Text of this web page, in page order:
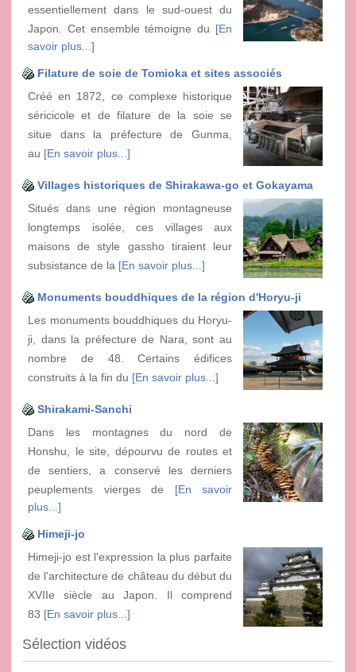
essentiellement dans le sud-ouest du
Japon. Cet ensemble témoigne du [En
savoir plus...]
Filature de soie de Tomioka et sites associés
Créé en 1872, ce complexe historique
séricicole et de filature de la soie se
situe dans la préfecture de Gunma,
au [En savoir plus...]
Villages historiques de Shirakawa-go et Gokayama
Situés dans une région montagneuse
longtemps isolée, ces villages aux
maisons de style gassho tiraient leur
subsistance de la [En savoir plus...]
Monuments bouddhiques de la région d'Horyu-ji
Les monuments bouddhiques du Horyu-
ji, dans la préfecture de Nara, sont au
nombre de 48. Certains édifices
construits à la fin du [En savoir plus...]
Shirakami-Sanchi
Dans les montagnes du nord de
Honshu, le site, dépourvu de routes et
de sentiers, a conservé les derniers
peuplements vierges de [En savoir
plus...]
Himeji-jo
Himeji-jo est l'expression la plus parfaite
de l'architecture de château du début du
XVIIe siècle au Japon. Il comprend
83 [En savoir plus...]
Sélection vidéos